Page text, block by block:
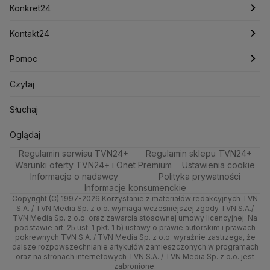
Lotnisko Chopina
Mariusz Błaszczak
Mark Zuckerberg
Ministerstwo Aktywów Państwowych
Ministerstwo Infrastruktury
Ministerstwo Rolnictwa
Ministerstwo Rozwoju i Technologii
Ministerstwo Sportu i Turystyki
Ministerstwo Cyfryzacji
Ministerstwo Edukacji Narodowej
Ministerstwo Finansów
Ministerstwo Klimatu i Środowiska
Ministerstwo Nauki i Szkolnictwa Wyższego
Ministerstwo Sprawiedliwości
Newslettery
Meteo
Sport
Technologia
Kultura i styl
Quizy
Kraków
Poznań
Trójmiasto
Wrocław
Kielce
Kujawsko-pomorskie
Lublin
Lubuskie
Olsztyn
Opole
Rzeszów
Pieniądze
Nieruchomości
Rynki
Dla firm
Handel
Ze świata
Tech
Moto
Dla seniora
Turystyka
Pogoda długoterminowa
Pogoda na jutro
Pogoda na weekend
Najnowsze
Polska
Prognoza
Świat
Nauka
Ciekawostki
Podróże
Smog
Piłka Nożna
Tenis
Kolarstwo
Skoki Narciarskie
Sporty zimowe
Lekkoatletyka
Siatkówka
Konkret24
Najnowsze
Polska
Świat
Polityka
Zdrowie
Tech
Nauka
Rozrywka
Kontakt24
Najnowsze
Gorące Tematy
Wyślij zgłoszenie
Pomoc
Centrum pomocy
Test zgodności
Oglądaj na TV
Zrealizuj voucher
Czytaj
Słuchaj
Oglądaj
Regulamin serwisu TVN24+
Regulamin sklepu TVN24+
Warunki oferty TVN24+ i Onet Premium
Ustawienia cookie
Informacje o nadawcy
Polityka prywatności
Informacje konsumenckie
Copyright (C) 1997-2026 Korzystanie z materiałów redakcyjnych TVN
S.A. / TVN Media Sp. z o.o. wymaga wcześniejszej zgody TVN S.A./
TVN Media Sp. z o.o. oraz zawarcia stosownej umowy licencyjnej. Na
podstawie art. 25 ust. 1 pkt. 1 b) ustawy o prawie autorskim i prawach
pokrewnych TVN S.A. / TVN Media Sp. z o.o. wyraźnie zastrzega, że
dalsze rozpowszechnianie artykułów zamieszczonych w programach
oraz na stronach internetowych TVN S.A. / TVN Media Sp. z o.o. jest
zabronione.